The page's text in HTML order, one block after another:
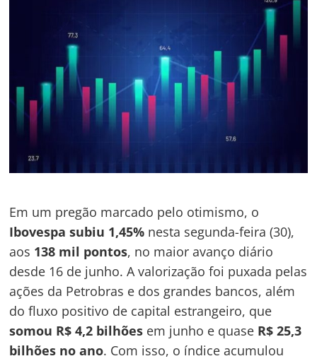
Em um pregão marcado pelo otimismo, o
Ibovespa subiu 1,45% nesta segunda-feira (30),
aos 138 mil pontos, no maior avanço diário
desde 16 de junho. A valorização foi puxada pelas
ações da Petrobras e dos grandes bancos, além
do fluxo positivo de capital estrangeiro, que
somou R$ 4,2 bilhões em junho e quase R$ 25,3
bilhões no ano. Com isso, o índice acumulou